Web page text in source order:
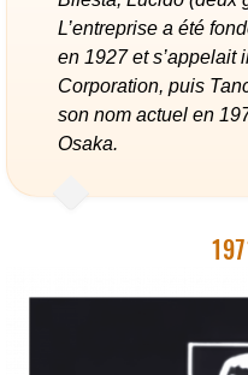
L’entreprise a été
en 1927 et s’appelait
Corporation, puis
son nom actuel en
Osaka.